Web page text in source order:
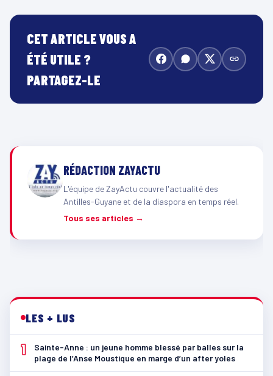
CET ARTICLE VOUS A
ÉTÉ UTILE ?
PARTAGEZ-LE
RÉDACTION ZAYACTU
L'équipe de ZayActu couvre l'actualité des
Antilles-Guyane et de la diaspora en temps réel.
Tous ses articles →
LES + LUS
1
Sainte-Anne : un jeune homme blessé par balles sur la
plage de l’Anse Moustique en marge d’un after yoles